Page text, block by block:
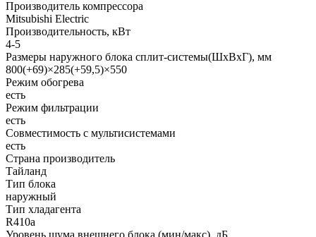
Производитель компрессора
Mitsubishi Electric
Производительность, кВт
4-5
Размеры наружного блока сплит-системы(ШxВxГ), мм
800(+69)×285(+59,5)×550
Режим обогрева
есть
Режим фильтрации
есть
Совместимость с мультисистемами
есть
Страна производитель
Тайланд
Тип блока
наружный
Тип хладагента
R410a
Уровень шума внешнего блока (мин/макс), дБ